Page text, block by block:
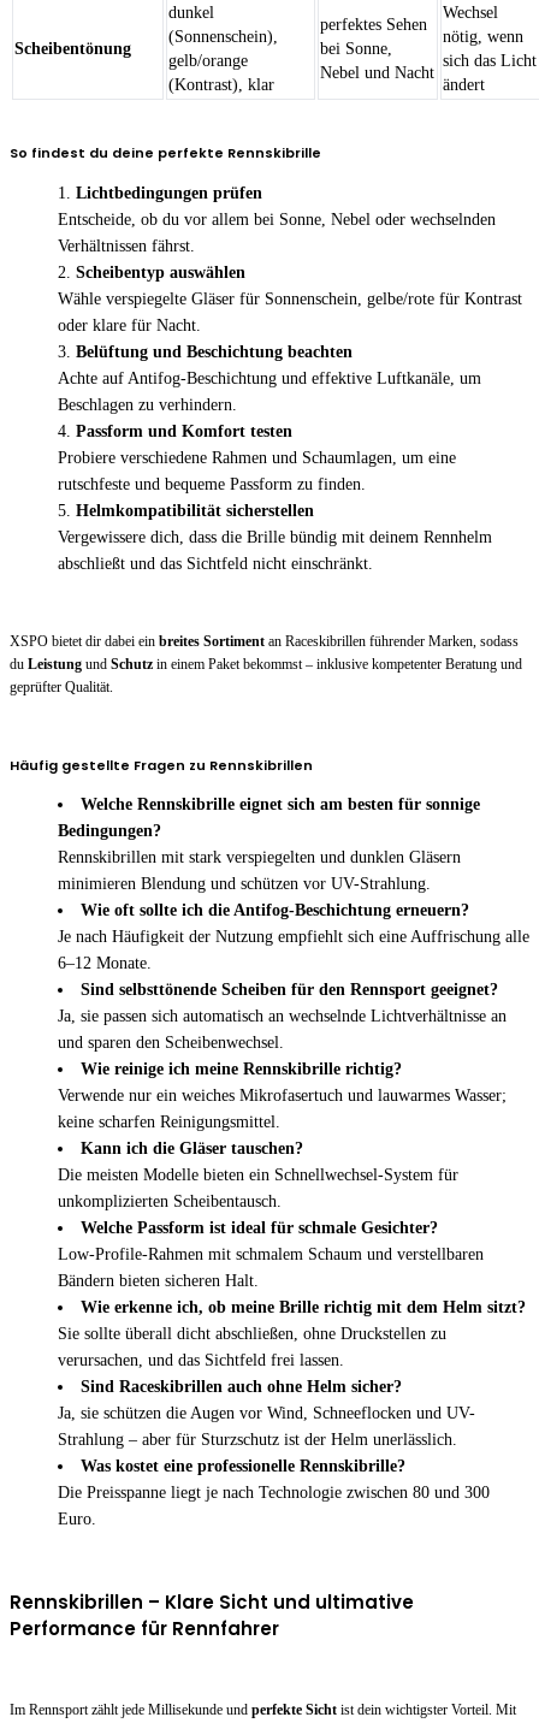
Scheibentönung
dunkel
(Sonnenschein),
gelb/orange
(Kontrast), klar
perfektes Sehen
bei Sonne,
Nebel und Nacht
Wechsel
nötig, wenn
sich das Licht
ändert
So findest du deine perfekte Rennskibrille
Lichtbedingungen prüfen
Entscheide, ob du vor allem bei Sonne, Nebel oder wechselnden
Verhältnissen fährst.
Scheibentyp auswählen
Wähle verspiegelte Gläser für Sonnenschein, gelbe/rote für Kontrast
oder klare für Nacht.
Belüftung und Beschichtung beachten
Achte auf Antifog-Beschichtung und effektive Luftkanäle, um
Beschlagen zu verhindern.
Passform und Komfort testen
Probiere verschiedene Rahmen und Schaumlagen, um eine
rutschfeste und bequeme Passform zu finden.
Helmkompatibilität sicherstellen
Vergewissere dich, dass die Brille bündig mit deinem Rennhelm
abschließt und das Sichtfeld nicht einschränkt.
XSPO bietet dir dabei ein breites Sortiment an Raceskibrillen führender Marken, sodass
du Leistung und Schutz in einem Paket bekommst – inklusive kompetenter Beratung und
geprüfter Qualität.
Häufig gestellte Fragen zu Rennskibrillen
Welche Rennskibrille eignet sich am besten für sonnige
Bedingungen?
Rennskibrillen mit stark verspiegelten und dunklen Gläsern
minimieren Blendung und schützen vor UV-Strahlung.
Wie oft sollte ich die Antifog-Beschichtung erneuern?
Je nach Häufigkeit der Nutzung empfiehlt sich eine Auffrischung alle
6–12 Monate.
Sind selbsttönende Scheiben für den Rennsport geeignet?
Ja, sie passen sich automatisch an wechselnde Lichtverhältnisse an
und sparen den Scheibenwechsel.
Wie reinige ich meine Rennskibrille richtig?
Verwende nur ein weiches Mikrofasertuch und lauwarmes Wasser;
keine scharfen Reinigungsmittel.
Kann ich die Gläser tauschen?
Die meisten Modelle bieten ein Schnellwechsel-System für
unkomplizierten Scheibentausch.
Welche Passform ist ideal für schmale Gesichter?
Low-Profile-Rahmen mit schmalem Schaum und verstellbaren
Bändern bieten sicheren Halt.
Wie erkenne ich, ob meine Brille richtig mit dem Helm sitzt?
Sie sollte überall dicht abschließen, ohne Druckstellen zu
verursachen, und das Sichtfeld frei lassen.
Sind Raceskibrillen auch ohne Helm sicher?
Ja, sie schützen die Augen vor Wind, Schneeflocken und UV-
Strahlung – aber für Sturzschutz ist der Helm unerlässlich.
Was kostet eine professionelle Rennskibrille?
Die Preisspanne liegt je nach Technologie zwischen 80 und 300
Euro.
Rennskibrillen – Klare Sicht und ultimative
Performance für Rennfahrer
Im Rennsport zählt jede Millisekunde und perfekte Sicht ist dein wichtigster Vorteil. Mit